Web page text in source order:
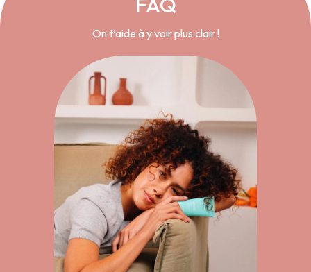
On t’aide à y voir plus clair !
-25% pour
démarrer tout en
douceur 🤍
Inscrivez-vous et recevez -25% de remise
sur votre première commande pour
découvrir nos essentiels.